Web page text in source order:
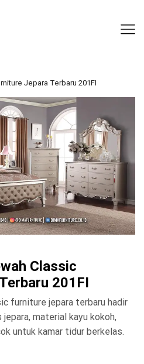
Jepara Terbaru 201FI
Classic
201FI
furniture jepara terbaru hadir
material kayu kokoh,
untuk kamar tidur berkelas.